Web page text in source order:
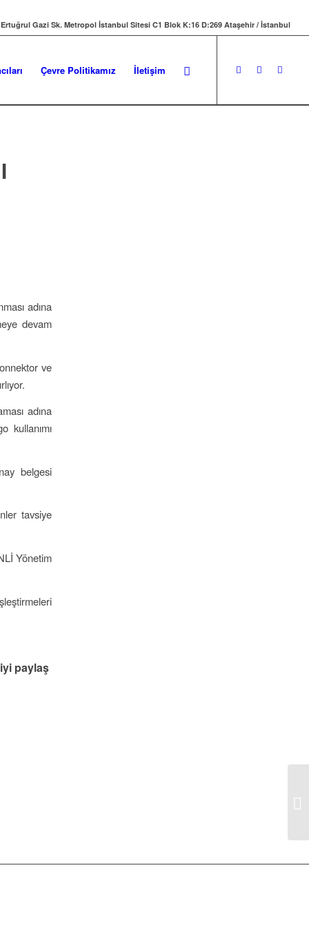
Ertuğrul Gazi Sk. Metropol İstanbul Sitesi C1 Blok K:16 D:269 Ataşehir / İstanbul
Çevre Politikamız İletişim
adına
devam
ve
adına
kullanımı
belgesi
tavsiye
Yönetim
paylaş